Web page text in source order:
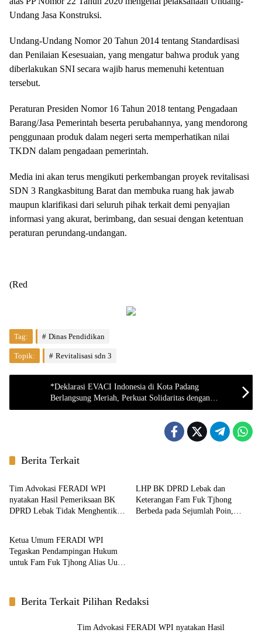
Undang Jasa Konstruksi.
Undang-Undang Nomor 20 Tahun 2014 tentang Standardisasi
dan Penilaian Kesesuaian, yang mengatur bahwa produk yang
diberlakukan SNI secara wajib harus memenuhi ketentuan
tersebut.
Peraturan Presiden Nomor 16 Tahun 2018 tentang Pengadaan
Barang/Jasa Pemerintah beserta perubahannya, yang mendorong
penggunaan produk dalam negeri serta memperhatikan nilai
TKDN dalam pengadaan pemerintah.
Media ini akan terus mengikuti perkembangan proyek revitalisasi
SDN 3 Rangkasbitung Barat dan membuka ruang hak jawab
maupun klarifikasi dari seluruh pihak terkait demi penyajian
informasi yang akurat, berimbang, dan sesuai dengan ketentuan
peraturan perundang-undangan.
(Red
Tag: Dinas Pendidikan
Topik: Revitalisasi sdn 3
*Deklarasi EVACI Indonesia di Kota Padang
Berlangsung Meriah, Perkuat Solidaritas dengan
Semangat “We Are Real Family”*
Berita Terkait
Berita
Tim Advokasi FERADI WPI
nyatakan Hasil Pemeriksaan BK
DPRD Lebak Tidak Menghentikan
LHP BK DPRD Lebak dan
Keterangan Fam Fuk Tjhong
Berbeda pada Sejumlah Poin,
Berita
Ketua Umum FERADI WPI
Tegaskan Pendampingan Hukum
untuk Fam Fuk Tjhong Alias Uun
BK Berita Terkait Pilihan Redaksi
Tim Advokasi FERADI WPI nyatakan Hasil